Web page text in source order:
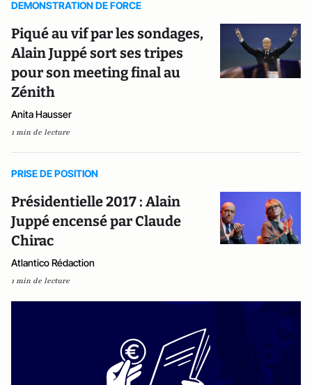
DEMONSTRATION DE FORCE
Piqué au vif par les sondages,
Alain Juppé sort ses tripes
pour son meeting final au
Zénith
Anita Hausser
1 min de lecture
PRISE DE POSITION
Présidentielle 2017 : Alain
Juppé encensé par Claude
Chirac
Atlantico Rédaction
1 min de lecture